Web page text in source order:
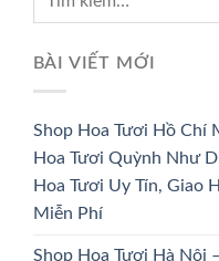
HOA CÔ
BÀI VIẾT MỚI
Shop Hoa Tươi Hồ Chí
Hoa Tươi Quỳnh Như
Hoa Tươi Uy Tín, Giao
Miễn Phí
Shop Hoa Tươi Hà Nội